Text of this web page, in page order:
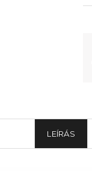
LEÍRÁS